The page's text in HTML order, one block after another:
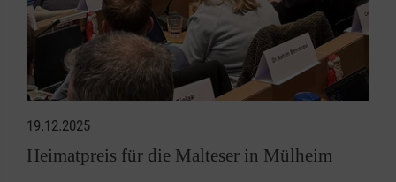
19.12.2025
Heimatpreis für die Malteser in Mülheim